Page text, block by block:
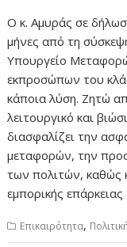
Ο κ. Αμυράς σε
μήνες από τη
Υπουργείο
εκπροσώπων του
κάποια λύση. Ζητώ
λειτουργικό και
διασφαλίζει την
μεταφορών, την
των πολιτών, καθώς
εμπορικής
Επικαιρότητα, Πολιτική